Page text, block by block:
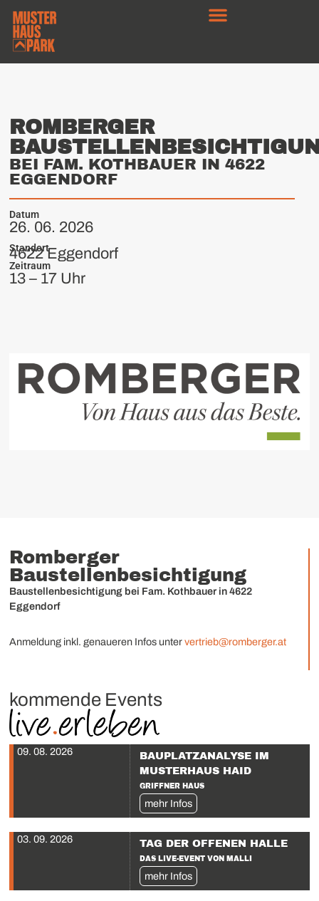
ROMBERGER
BEI FAM. KOTHBAUER IN 4622
EGGENDORF
Datum
26. 06. 2026
Standort
4622 Eggendorf
Zeitraum
13 – 17 Uhr
Romberger
Baustellenbesichtigung
Baustellenbesichtigung bei Fam. Kothbauer in 4622
Eggendorf
Anmeldung inkl. genaueren Infos untervertrieb@romberger.at
kommende Events
09. 08. 2026
BAUPLATZANALYSE IM
MUSTERHAUS HAID
GRIFFNER HAUS
mehr Infos
03. 09. 2026 TAG DER OFFENEN HALLE
DAS LIVE-EVENT VON MALLI
mehr Infos